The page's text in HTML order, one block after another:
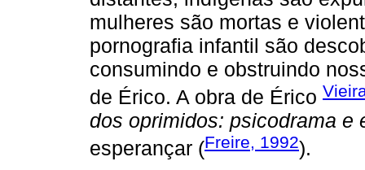
mulheres são mortas e
pornografia infantil são
consumindo e obstruindo
de Érico. A obra de Érico
dos oprimidos: psicodrama e
esperançar (Freire, 1992).